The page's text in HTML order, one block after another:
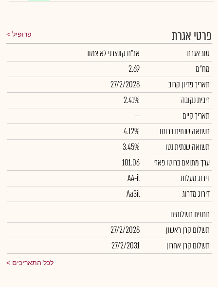
פרטי אגרת פרופיל
סוג אגרת
אג"ח קונצרני לא צמוד
מח"מ
2.69
תאריך פדיון קרוב
27/2/2028
ריבית נקובה
2.41%
תאריך קיים
--
תשואה שנתית ברוטו
4.12%
תשואה שנתית נטו
3.45%
ערך מתואם ברוטו פארי
101.06
דירוג מעלות
AA-il
דירוג מדרוג
Aa3il
תחזית תשלומים
תשלום קרן ראשון
27/2/2028
תשלום קרן אחרון
27/2/2031
לכל התאריכים